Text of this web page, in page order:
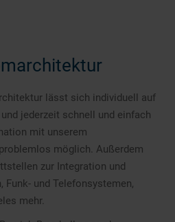
lässt sich individuell auf
jederzeit schnell und einfach
mit unserem
möglich. Außerdem
zur Integration und
Funk- und Telefonsystemen,
mehr.